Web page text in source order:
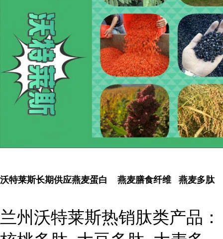
沃特莱斯长期供应燕麦蛋白 燕麦膳食纤维 燕麦多肽
兰州沃特莱斯热销肽类产品：